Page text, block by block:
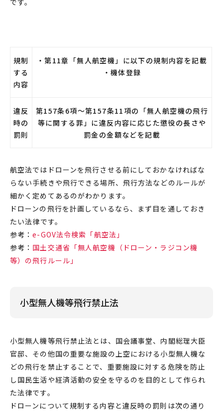
規制
する
内容
・第11章「無人航空機」に以下の規制内容を記載
・機体登録
違反
時の
罰則
第157条6項～第157条11項の「無人航空機の飛行
等に関する罪」に違反内容に応じた懲役の長さや
罰金の金額などを記載
航空法では ドローンを飛行させる前にしておかなければな
らない手続きや飛行できる場所、飛行方法などの ルールが
細かく定めてあるのがわかります。
ドローンの飛行を計画しているなら、まず目を通しておき
たい法律です。
参考：e-GOV法令検索「航空法」
参考： 国土交通省「無人航空機（ドローン・ラジコン機
等）の飛行ルール」
小型無人機等飛行禁止法
小型無人機等飛行禁止法とは、国会議事堂、内閣総理大臣
官邸、その他国の重要な施設の上空における小型無人機な
どの飛行を禁止することで、重要施設に対する危険を防止
し国民生活や経済活動の安全を守るのを目的として作られ
た法律です。
ドローン について規制する内容と違反時の罰則 は次の通り